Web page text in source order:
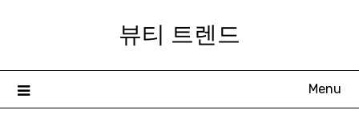
뷰티 트렌드
Menu